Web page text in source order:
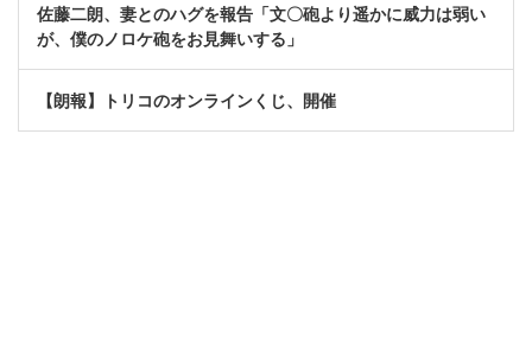
佐藤二朗、妻とのハグを報告「文〇砲より遥かに威力は弱い
が、僕のノロケ砲をお見舞いする」
【朗報】トリコのオンラインくじ、開催